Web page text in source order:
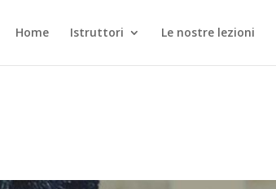
Home Istruttori Le nostre lezioni